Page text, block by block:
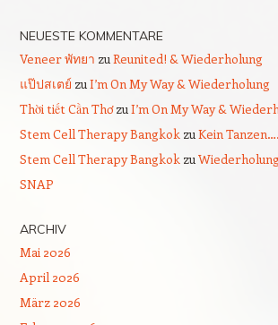
NEUESTE KOMMENTARE
Veneer พัทยา zu Reunited! & Wiederholung
แป๊ปสเตย์ zu I’m On My Way & Wiederholung
Thời tiết Cần Thơzu I’m On My Way &
Stem Cell Therapy Bangkok zu Kein
Stem Cell Therapy Bangkok zu
SNAP
ARCHIV
Mai 2026
April 2026
März 2026